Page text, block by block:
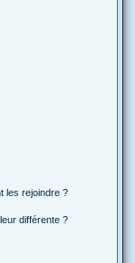
les rejoindre ?
différente ?